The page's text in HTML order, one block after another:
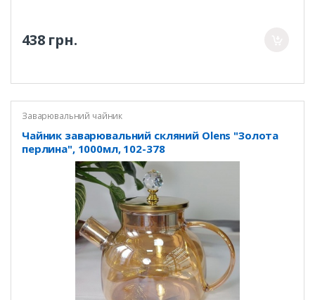
438 грн.
Заварювальний чайник
Чайник заварювальний скляний Olens "Золота
перлина", 1000мл, 102-378